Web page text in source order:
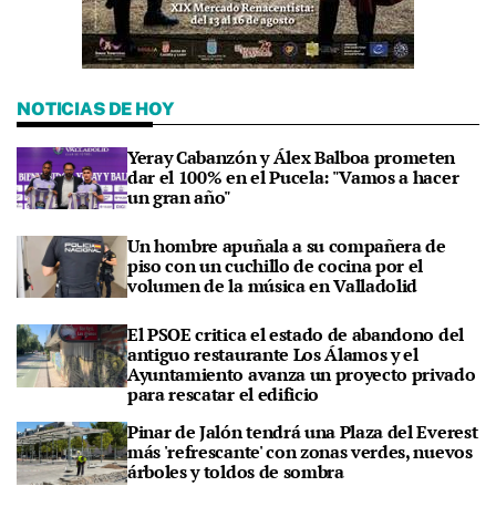
NOTICIAS DE HOY
Yeray Cabanzón y Álex Balboa prometen
dar el 100% en el Pucela: "Vamos a hacer
un gran año"
Un hombre apuñala a su compañera de
piso con un cuchillo de cocina por el
volumen de la música en Valladolid
El PSOE critica el estado de abandono del
antiguo restaurante Los Álamos y el
Ayuntamiento avanza un proyecto privado
para rescatar el edificio
Pinar de Jalón tendrá una Plaza del Everest
más 'refrescante' con zonas verdes, nuevos
árboles y toldos de sombra